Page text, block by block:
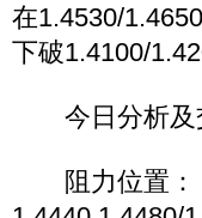
在1.4530/
下破1.4100/
今日分析及
阻力位置：